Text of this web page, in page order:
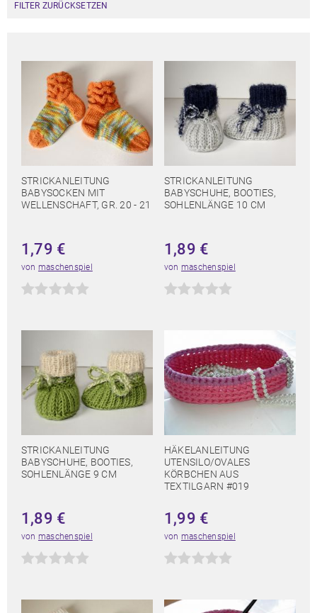
FILTER ZURÜCKSETZEN
STRICKANLEITUNG
BABYSOCKEN MIT
WELLENSCHAFT, GR. 20 - 21
1,79 €
von maschenspiel
STRICKANLEITUNG
BABYSCHUHE, BOOTIES,
SOHLENLÄNGE 10 CM
1,89 €
von maschenspiel
STRICKANLEITUNG
BABYSCHUHE, BOOTIES,
SOHLENLÄNGE 9 CM
1,89 €
von maschenspiel
HÄKELANLEITUNG
UTENSILO/OVALES
KÖRBCHEN AUS
TEXTILGARN #019
1,99 €
von maschenspiel